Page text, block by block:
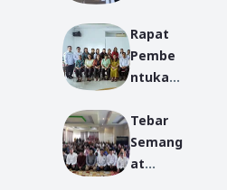
Islam
IAIN
Pontian
Konsen
trasi
BKI
Rapat
Pembe
ntukan
us JDW
dan
PWKI
Tebar
Semang
at